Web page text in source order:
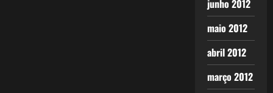
junho 2012
maio 2012
abril 2012
março 2012